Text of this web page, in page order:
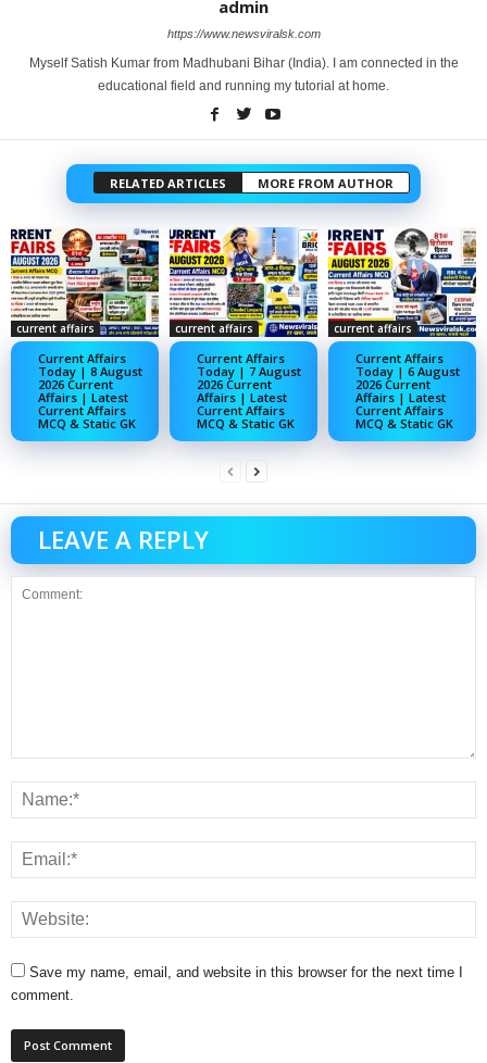
admin
https://www.newsviralsk.com
Myself Satish Kumar from Madhubani Bihar (India). I am connected in the
educational field and running my tutorial at home.
RELATED ARTICLES MORE FROM AUTHOR
current affairs
Current Affairs
Today | 8 August
2026 Current
Affairs | Latest
Current Affairs
MCQ & Static GK
current affairs
Current Affairs
Today | 7 August
2026 Current
Affairs | Latest
Current Affairs
MCQ & Static GK
current affairs
Current Affairs
Today | 6 August
2026 Current
Affairs | Latest
Current Affairs
MCQ & Static GK
LEAVE A REPLY
Save my name, email, and website in this browser for the next time I
comment.